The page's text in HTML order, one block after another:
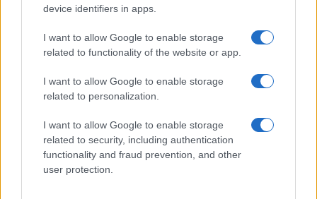
device identifiers in apps.
I want to allow Google to enable storage
related to functionality of the website or app.
I want to allow Google to enable storage
related to personalization.
I want to allow Google to enable storage
related to security, including authentication
functionality and fraud prevention, and other
user protection.
Vuoi rimanere sempre aggiornato?
Iscriviti alla newsletter di Gallura Oggi e ricevi le nostre
sul sito web!
*campo obbligatorio
Indirizzo email*